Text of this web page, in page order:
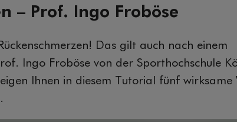
– Prof. Ingo Froböse
Das gilt auch nach einem
Ingo Froböse von der Sporthochschule
Ihnen in diesem Tutorial fünf wirksame